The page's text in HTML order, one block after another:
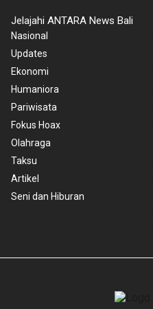
Jelajahi ANTARA News Bali
Nasional
Updates
Ekonomi
Humaniora
Pariwisata
Fokus Hoax
Olahraga
Taksu
Artikel
Seni dan Hiburan